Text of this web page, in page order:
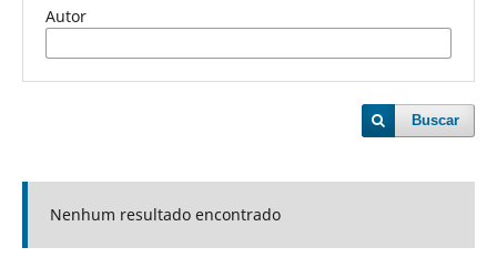
Autor
Buscar
Nenhum resultado encontrado